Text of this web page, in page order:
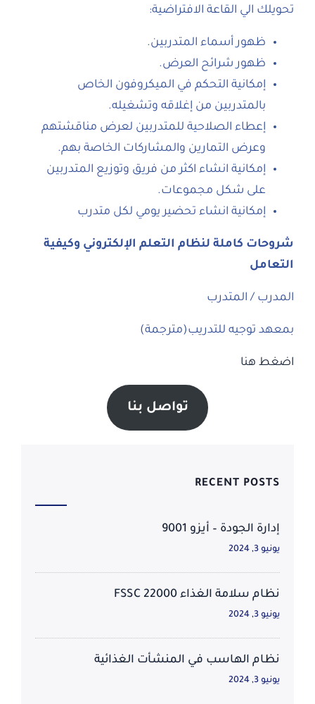
تحويلك الي القاعة الافتراضية:
ظهور أسماء المتدربين.
ظهور شرائح العرض.
إمكانية التحكم في الميكروفون الخاص
بالمتدربين من إغلاقه وتشغيله.
إعطاء الصلاحية للمتدربين لعرض مناقشتهم
وعرض التمارين والمشاركات الخاصة بهم.
إمكانية انشاء اكثر من فريق وتوزيع المتدربين
على شكل مجموعات.
إمكانية انشاء تحضير يومي لكل متدرب
شروحات كاملة لنظام التعلم الإلكتروني وكيفية
التعامل
المدرب / المتدرب
بمعهد توجيه للتدريب(مترجمة)
اضغط هنا
تواصل بنا
RECENT POSTS
إدارة الجودة – أيزو 9001
يونيو 3, 2024
نظام سلامة الغذاء FSSC 22000
يونيو 3, 2024
نظام الهاسب في المنشأت الغذائية
يونيو 3, 2024